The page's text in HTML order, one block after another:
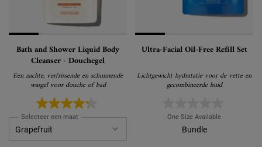
Bath and Shower Liquid Body
Cleanser - Douchegel
Een zachte, verfrissende en schuimende
wasgel voor douche of bad
Selecteer een maat
Ultra-Facial Oil-Free Refill Set
Lichtgewicht hydratatie voor de vette en
gecombineerde huid
One Size Available
Bundle